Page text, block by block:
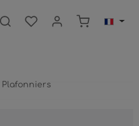
Le panier
Plafonniers